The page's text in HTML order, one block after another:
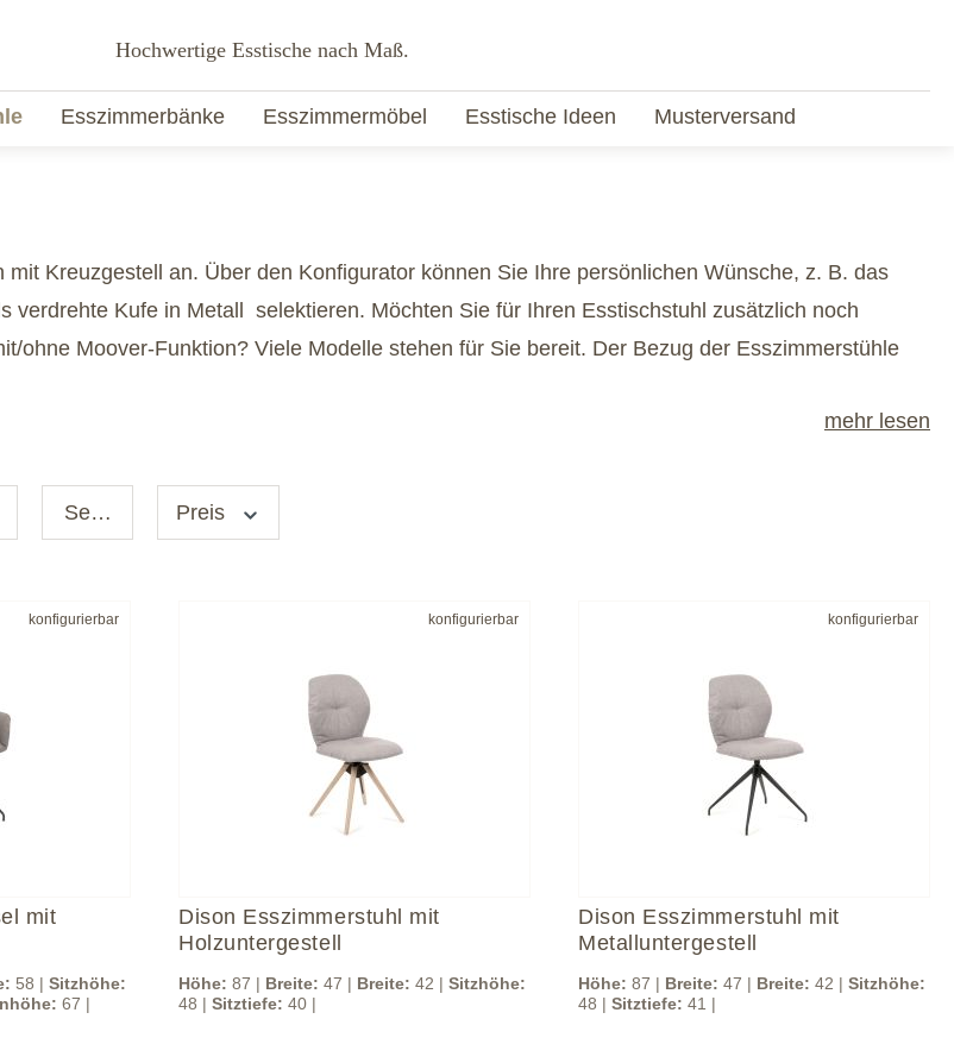
Hochwertige Esstische nach Maß.
Esszimmerbänke Esszimmermöbel Esstische Ideen Musterversand
Kreuzgestell an. Über den Konfigurator können Sie Ihre persönlichen Wünsche, z. B. das
verdrehte Kufe in Metall selektieren. Möchten Sie für Ihren Esstischstuhl zusätzlich noch
ohne Moover-Funktion? Viele Modelle stehen für Sie bereit. Der Bezug der Esszimmerstühle
mehr lesen
Serie Preis
konfigurierbar
mit
58 | Sitzhöhe:
67 |
konfigurierbar
Dison Esszimmerstuhl mit
Holzuntergestell
Höhe: 87 | Breite: 47 | Breite: 42 | Sitzhöhe:
48 | Sitztiefe: 40 |
konfigurierbar
Dison Esszimmerstuhl mit
Metalluntergestell
Höhe: 87 | Breite: 47 | Breite: 42 | Sitzhöhe:
48 | Sitztiefe: 41 |